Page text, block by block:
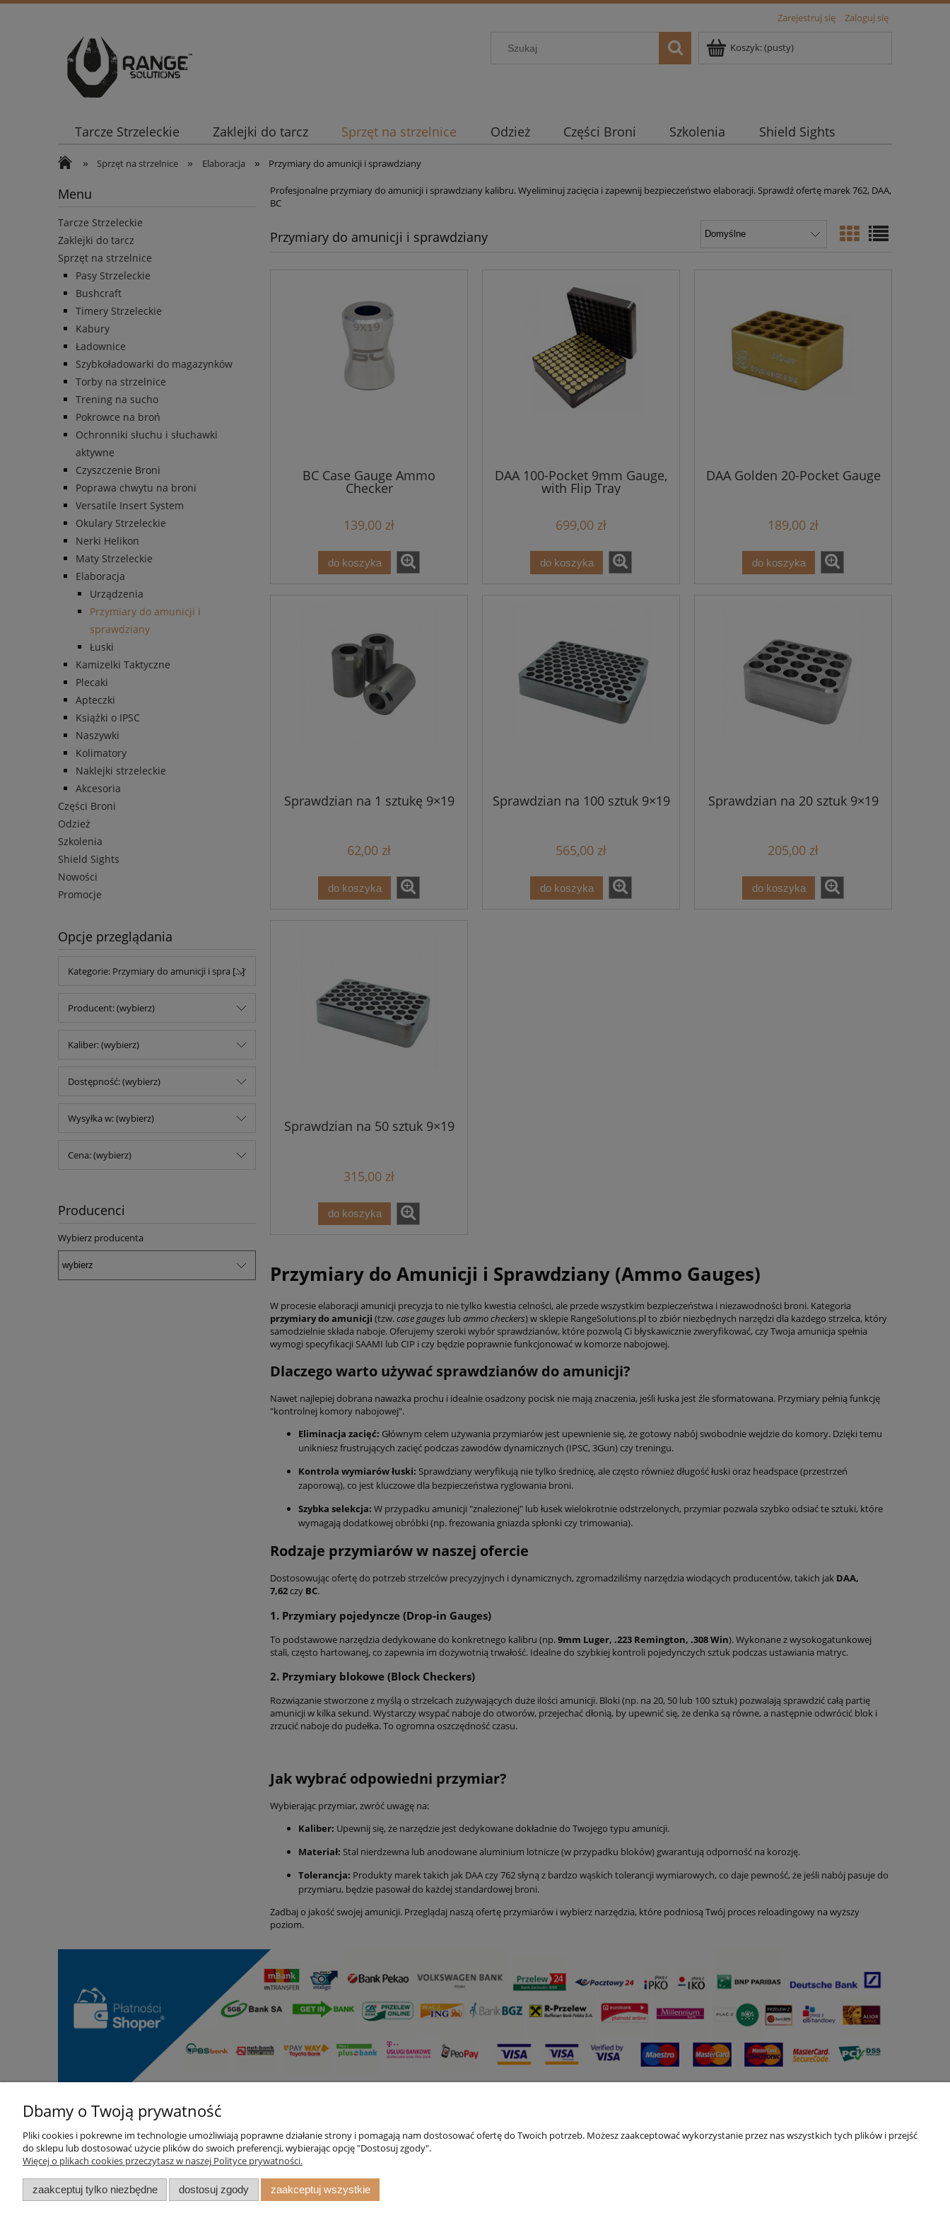
Zarejestruj się Zaloguj się
Koszyk:(pusty)
Tarcze Strzeleckie Zaklejki do tarcz Sprzęt na strzelnice Odzież Części Broni Szkolenia Shield Sights
» Sprzęt na strzelnice » Elaboracja » Przymiary do amunicji i sprawdziany
Menu
Tarcze Strzeleckie
Zaklejki do tarcz
Sprzęt na strzelnice
Pasy Strzeleckie
Bushcraft
Timery Strzeleckie
Kabury
Ładownice
Szybkoładowarki do magazynków
Torby na strzelnice
Trening na sucho
Pokrowce na broń
Ochronniki słuchu i słuchawki
aktywne
Czyszczenie Broni
Poprawa chwytu na broni
Versatile Insert System
Okulary Strzeleckie
Nerki Helikon
Maty Strzeleckie
Elaboracja
Urządzenia
Przymiary do amunicji i
sprawdziany
Łuski
Kamizelki Taktyczne
Plecaki
Apteczki
Książki o IPSC
Naszywki
Kolimatory
Naklejki strzeleckie
Akcesoria
Części Broni
Odzież
Szkolenia
Shield Sights
Nowości
Promocje
Opcje przeglądania
Kategorie: Przymiary do amunicji i spra [...]
Producent: (wybierz)
Kaliber: (wybierz)
Dostępność: (wybierz)
Wysyłka w: (wybierz)
Cena: (wybierz)
Producenci
Wybierz producenta
Profesjonalne przymiary do amunicji i sprawdziany kalibru. Wyeliminuj zacięcia i zapewnij bezpieczeństwo elaboracji. Sprawdź ofertę marek 762, DAA,
BC
Przymiary do amunicji i sprawdziany
BC Case Gauge Ammo
Checker
139,00 zł
do koszyka
DAA 100-Pocket 9mm Gauge,
with Flip Tray
699,00 zł
do koszyka
DAA Golden 20-Pocket Gauge
189,00 zł
do koszyka
Sprawdzian na 1 sztukę 9×19
62,00 zł
do koszyka
Sprawdzian na 100 sztuk 9×19
565,00 zł
do koszyka
Sprawdzian na 20 sztuk 9×19
205,00 zł
do koszyka
Sprawdzian na 50 sztuk 9×19
315,00 zł
do koszyka
Przymiary do Amunicji i Sprawdziany (Ammo Gauges)
W procesie elaboracji amunicji precyzja to nie tylko kwestia celności, ale przede wszystkim bezpieczeństwa i niezawodności broni. Kategoria
przymiary do amunicji (tzw.case gauges lubammo checkers) w sklepie RangeSolutions.pl to zbiór niezbędnych narzędzi dla każdego strzelca, który
samodzielnie składa naboje. Oferujemy szeroki wybór sprawdzianów, które pozwolą Ci błyskawicznie zweryfikować, czy Twoja amunicja spełnia
wymogi specyfikacji SAAMI lub CIP i czy będzie poprawnie funkcjonować w komorze nabojowej.
Dlaczego warto używać sprawdzianów do amunicji?
Nawet najlepiej dobrana naważka prochu i idealnie osadzony pocisk nie mają znaczenia, jeśli łuska jest źle sformatowana. Przymiary pełnią funkcję
"kontrolnej komory nabojowej".
Eliminacja zacięć: Głównym celem używania przymiarów jest upewnienie się, że gotowy nabój swobodnie wejdzie do komory. Dzięki temu
unikniesz frustrujących zacięć podczas zawodów dynamicznych (IPSC, 3Gun) czy treningu.
Kontrola wymiarów łuski: Sprawdziany weryfikują nie tylko średnicę, ale często również długość łuski oraz headspace (przestrzeń
zaporową), co jest kluczowe dla bezpieczeństwa ryglowania broni.
Szybka selekcja: W przypadku amunicji "znalezionej" lub łusek wielokrotnie odstrzelonych, przymiar pozwala szybko odsiać te sztuki, które
wymagają dodatkowej obróbki (np. frezowania gniazda spłonki czy trimowania).
Rodzaje przymiarów w naszej ofercie
Dostosowując ofertę do potrzeb strzelców precyzyjnych i dynamicznych, zgromadziliśmy narzędzia wiodących producentów, takich jak DAA,
7,62czy BC.
1. Przymiary pojedyncze (Drop-in Gauges)
To podstawowe narzędzia dedykowane do konkretnego kalibru (np.9mm Luger, .223 Remington, .308 Win). Wykonane z wysokogatunkowej
stali, często hartowanej, co zapewnia im dożywotnią trwałość. Idealne do szybkiej kontroli pojedynczych sztuk podczas ustawiania matryc.
2. Przymiary blokowe (Block Checkers)
Rozwiązanie stworzone z myślą o strzelcach zużywających duże ilości amunicji. Bloki (np. na 20, 50 lub 100 sztuk) pozwalają sprawdzić całą partię
amunicji w kilka sekund. Wystarczy wsypać naboje do otworów, przejechać dłonią, by upewnić się, że denka są równe, a następnie odwrócić blok i
zrzucić naboje do pudełka. To ogromna oszczędność czasu.
Jak wybrać odpowiedni przymiar?
Wybierając przymiar, zwróć uwagę na:
Kaliber: Upewnij się, że narzędzie jest dedykowane dokładnie do Twojego typu amunicji.
Materiał: Stal nierdzewna lub anodowane aluminium lotnicze (w przypadku bloków) gwarantują odporność na korozję.
Tolerancja: Produkty marek takich jak DAA czy 762 słyną z bardzo wąskich tolerancji wymiarowych, co daje pewność, że jeśli nabój pasuje do
przymiaru, będzie pasował do każdej standardowej broni.
Zadbaj o jakość swojej amunicji. Przeglądaj naszą ofertę przymiarów i wybierz narzędzia, które podniosą Twój proces reloadingowy na wyższy
poziom.
Pomoc Moje konto
Ustawienia konta
Strefa Klienta
Dbamy o Twoją prywatność
Pliki cookies i pokrewne im technologie umożliwiają poprawne działanie strony i pomagają nam dostosować ofertę do Twoich potrzeb. Możesz zaakceptować wykorzystanie przez nas wszystkich tych plików i przejść
do sklepu lub dostosować użycie plików do swoich preferencji, wybierając opcję "Dostosuj zgody".
Więcej o plikach cookies przeczytasz w naszej Polityce prywatności.
zaakceptuj tylko niezbędne dostosuj zgody zaakceptuj wszystkie